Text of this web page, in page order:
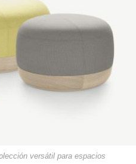
versátil para espacios